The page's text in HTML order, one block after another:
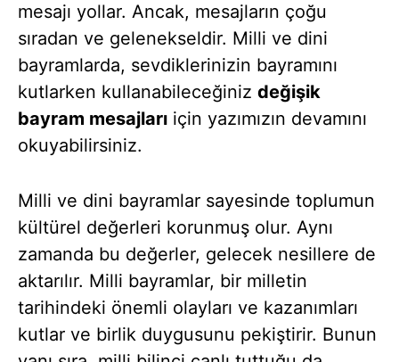
mesajı yollar. Ancak, mesajların çoğu
sıradan ve gelenekseldir. Milli ve dini
bayramlarda, sevdiklerinizin bayramını
kutlarken kullanabileceğiniz değişik
bayram mesajları için yazımızın devamını
okuyabilirsiniz.
Milli ve dini bayramlar sayesinde toplumun
kültürel değerleri korunmuş olur. Aynı
zamanda bu değerler, gelecek nesillere de
aktarılır. Milli bayramlar, bir milletin
tarihindeki önemli olayları ve kazanımları
kutlar ve birlik duygusunu pekiştirir. Bunun